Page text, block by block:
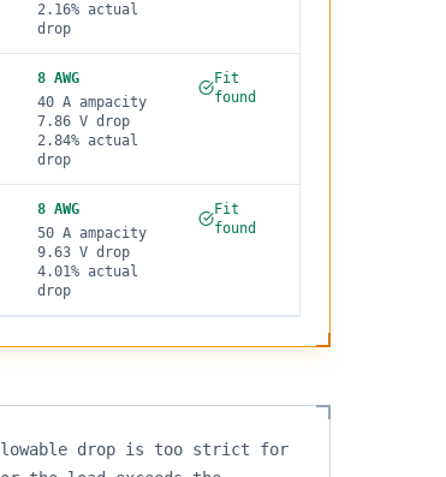
2.16% actual
drop
8 AWG
40 A ampacity
7.86 V drop
2.84% actual
drop
Fit
found
8 AWG
50 A ampacity
9.63 V drop
4.01% actual
drop
Fit
found
drop is too strict for